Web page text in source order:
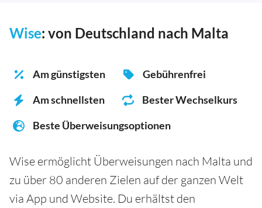
Wise: von Deutschland nach Malta
Am günstigsten
Gebührenfrei
Am schnellsten
Bester Wechselkurs
Beste Überweisungsoptionen
Wise ermöglicht Überweisungen nach Malta und
zu über 80 anderen Zielen auf der ganzen Welt
via App und Website. Du erhältst den